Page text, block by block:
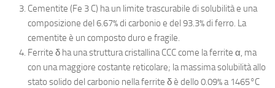
Cementite (Fe 3 C) ha un limite trascurabile di solubilità e una
composizione del 6.67% di carbonio e del 93.3% di ferro. La
cementite è un composto duro e fragile.
Ferrite δ ha una struttura cristallina CCC come la ferrite α, ma
con una maggiore costante reticolare; la massima solubilità allo
stato solido del carbonio nella ferrite δ è dello 0.09% a 1465°C